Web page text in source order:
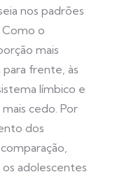
nos padrões
o
mais
frente, às
límbico e
cedo. Por
dos
adolescentes